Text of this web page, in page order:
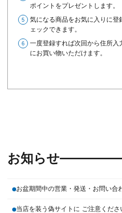
ポイントをプレゼントします。
気になる商品をお気に入りに登
ェックできます。
一度登録すれば次回から住所入
にお買い物いただけます。
お知らせ
お盆期間中の営業・発送・お問い合
当店を装う偽サイトに ご注意くださ